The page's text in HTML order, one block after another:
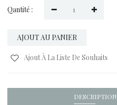
Qantité :
AJOUT AU PANIER
Ajout À La Liste De Souhaits
DESCRIPTION